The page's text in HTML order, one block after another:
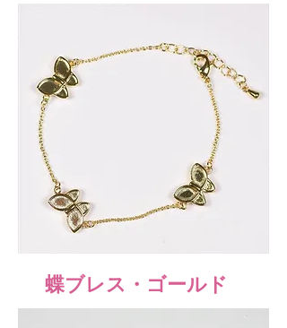
蝶ブレス・ゴールド